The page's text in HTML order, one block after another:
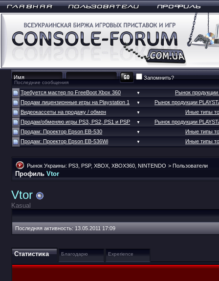
Запомнить?
Последние сообщения
Требуется мастер по FreeBoot Xbox 360 ▼
Рынок продукции
Продам лицензионные игры на Playstation 1
▼
Рынок продукции
Видеокассеты на продажу / обмен
▼
Иные типы
Продам/обменяю игры PS3, PS2, PS1 и PSP
▼
Рынок продукции
Продам: Проектор Epson EB-530
▼
Иные типы
Продам: Проектор Epson EB-536Wi
▼ Иные типы
Рынок Украины: PS3, PSP, XBOX, XBOX360, NINTENDO > Пользователи
Профиль Vtor
Vtor
Kasual
Последняя активность: 13.05.2011 17:09
Статистика Благодарю Experience